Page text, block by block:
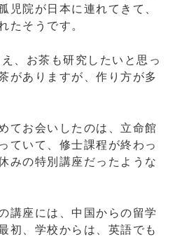
児院が日本に連れてきて、
たそうです。
、お茶も研究したいと思っ
がありますが、作り方が多
てお会いしたのは、立命館
ていて、修士課程が終わっ
みの特別講座だったような
講座には、中国からの留学
初、学校からは、英語でも